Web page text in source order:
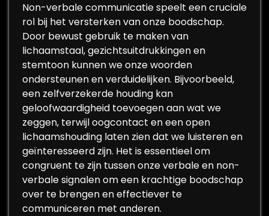
Non-verbale communicatie speelt een cruciale
rol bij het versterken van onze boodschap.
Door bewust gebruik te maken van
lichaamstaal, gezichtsuitdrukkingen en
stemtoon kunnen we onze woorden
ondersteunen en verduidelijken. Bijvoorbeeld,
een zelfverzekerde houding kan
geloofwaardigheid toevoegen aan wat we
zeggen, terwijl oogcontact en een open
lichaamshouding laten zien dat we luisteren en
geïnteresseerd zijn. Het is essentieel om
congruent te zijn tussen onze verbale en non-
verbale signalen om een krachtige boodschap
over te brengen en effectiever te
communiceren met anderen.